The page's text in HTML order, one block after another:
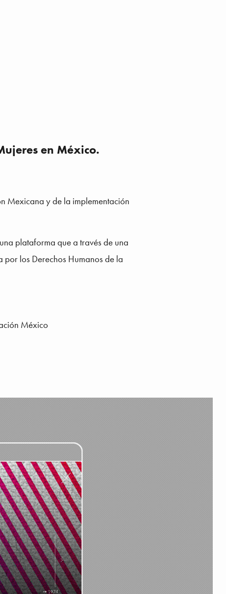
en México.
Mexicana y de la implementación
plataforma que a través de una
los Derechos Humanos de la
México